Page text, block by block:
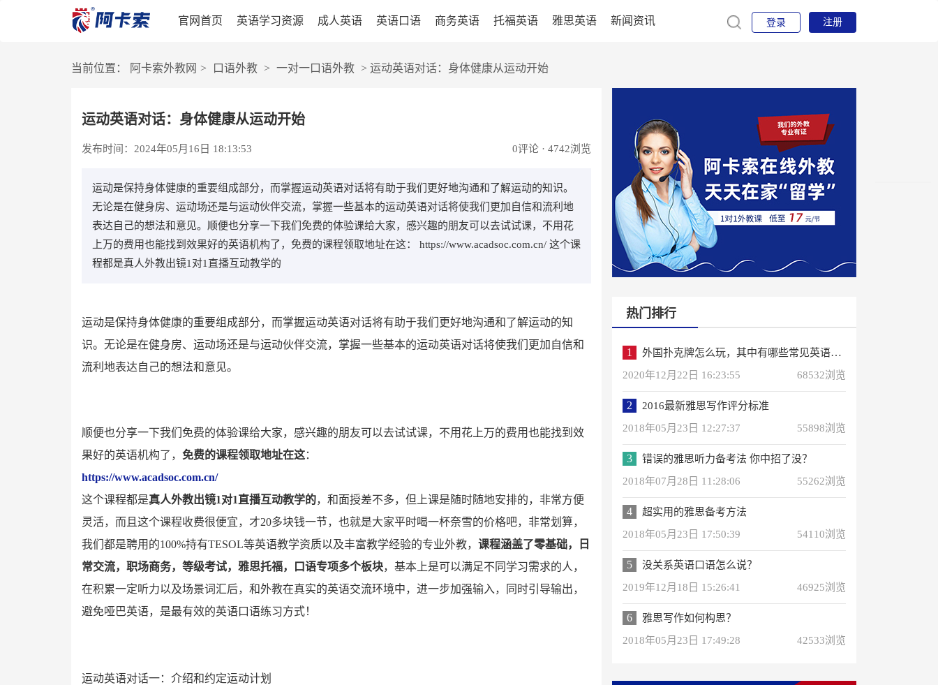
官网首页 英语学习资源 成人英语 英语口语 商务英语 托福英语 雅思英语 新闻资讯 登录 注册
当前位置： 阿卡索外教网 > 口语外教 > 一对一口语外教 > 运动英语对话：身体健康从运动开始
运动英语对话：身体健康从运动开始
发布时间：2024年05月16日 18:13:53 0评论 · 4742浏览
运动是保持身体健康的重要组成部分，而掌握运动英语对话将有助于我们更好地沟通和了解运动的知识。
无论是在健身房、运动场还是与运动伙伴交流，掌握一些基本的运动英语对话将使我们更加自信和流利地
表达自己的想法和意见。顺便也分享一下我们免费的体验课给大家，感兴趣的朋友可以去试试课，不用花
上万的费用也能找到效果好的英语机构了，免费的课程领取地址在这： https://www.acadsoc.com.cn/ 这个课
程都是真人外教出镜1对1直播互动教学的
运动是保持身体健康的重要组成部分，而掌握运动英语对话将有助于我们更好地沟通和了解运动的知
识。无论是在健身房、运动场还是与运动伙伴交流，掌握一些基本的运动英语对话将使我们更加自信和
流利地表达自己的想法和意见。
顺便也分享一下我们免费的体验课给大家，感兴趣的朋友可以去试试课，不用花上万的费用也能找到效
果好的英语机构了， 免费的课程领取地址在这：
https://www.acadsoc.com.cn/
这个课程都是真人外教出镜1对1直播互动教学的，和面授差不多，但上课是随时随地安排的，非常方便
灵活，而且这个课程收费很便宜，才20多块钱一节，也就是大家平时喝一杯奈雪的价格吧，非常划算，
我们都是聘用的100%持有TESOL等英语教学资质以及丰富教学经验的专业外教， 课程涵盖了零基础，日
常交流，职场商务，等级考试，雅思托福，口语专项多个板块，基本上是可以满足不同学习需求的人，
在积累一定听力以及场景词汇后，和外教在真实的英语交流环境中，进一步加强输入，同时引导输出，
避免哑巴英语，是最有效的英语口语练习方式！
运动英语对话一：介绍和约定运动计划
热门排行
1
外国扑克牌怎么玩，其中有哪些常见英语词汇？
2020年12月22日 16:23:55
68532浏览
2
2016最新雅思写作评分标准
2018年05月23日 12:27:37
55898浏览
3
错误的雅思听力备考法 你中招了没？
2018年07月28日 11:28:06
55262浏览
4
超实用的雅思备考方法
2018年05月23日 17:50:39
54110浏览
5
没关系英语口语怎么说？
2019年12月18日 15:26:41
46925浏览
6
雅思写作如何构思？
2018年05月23日 17:49:28
42533浏览